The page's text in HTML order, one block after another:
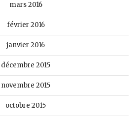
mars 2016
février 2016
janvier 2016
décembre 2015
novembre 2015
octobre 2015